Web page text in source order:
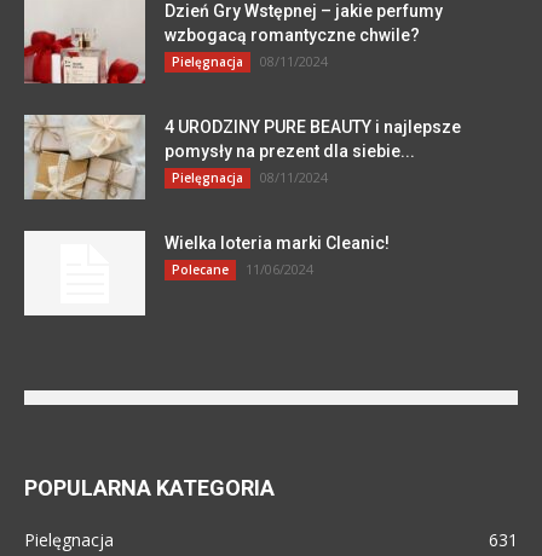
Dzień Gry Wstępnej – jakie perfumy
wzbogacą romantyczne chwile?
Pielęgnacja 08/11/2024
4 URODZINY PURE BEAUTY i najlepsze
pomysły na prezent dla siebie...
Pielęgnacja 08/11/2024
Wielka loteria marki Cleanic!
Polecane 11/06/2024
POPULARNA KATEGORIA
Pielęgnacja 631